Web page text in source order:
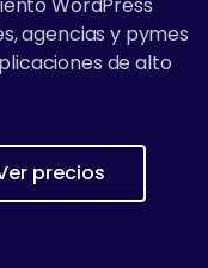
agencias y pymes
de alto
precios